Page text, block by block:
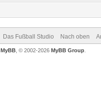
Das Fußball Studio Nach oben
MyBB , © 2002-2026 MyBB Group